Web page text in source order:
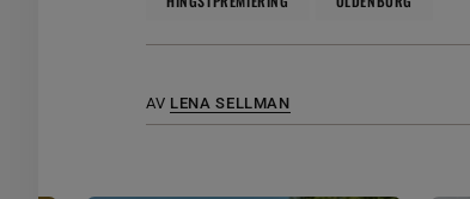
AV LENA SELLMAN